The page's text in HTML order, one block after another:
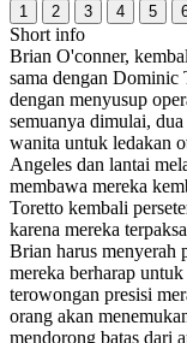
1 2 3 4 5
Short info
Brian O'conner,
sama dengan
dengan menyusup
semuanya dimulai,
wanita untuk ledakan
Angeles dan lantai
membawa mereka
Toretto kembali
karena mereka
Brian harus menyerah
mereka berharap
terowongan presisi
orang akan
mendorong batas dari